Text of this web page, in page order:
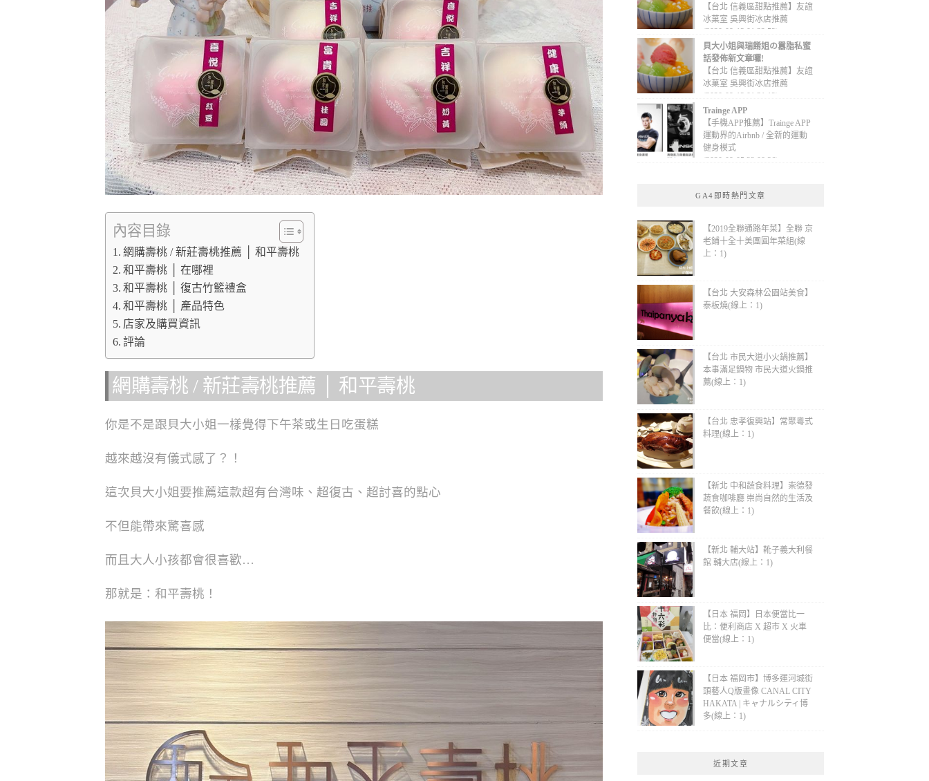
內容目錄
網購壽桃 / 新莊壽桃推薦 │ 和平壽桃
和平壽桃 │ 在哪裡
和平壽桃 │ 復古竹籃禮盒
和平壽桃 │ 產品特色
店家及購買資訊
評論
網購壽桃 / 新莊壽桃推薦 │ 和平壽桃
你是不是跟貝大小姐一樣覺得下午茶或生日吃蛋糕
越來越沒有儀式感了？！
這次貝大小姐要推薦這款超有台灣味、超復古、超討喜的點心
不但能帶來驚喜感
而且大人小孩都會很喜歡…
那就是：和平壽桃！
【台北 信義區甜點推薦】友誼
冰菓室 吳興街冰店推薦
(2020-09-13 01:32:52)
貝大小姐與瑞餚姐の囂脂私蜜
話發佈新文章囉!
【台北 信義區甜點推薦】友誼
冰菓室 吳興街冰店推薦
(2020-09-13 01:31:12)
Trainge APP
【手機APP推薦】Trainge APP
運動界的Airbnb / 全新的運動
健身模式
(2020-09-05 22:08:36)
GA4即時熱門文章
【2019全聯通路年菜】全聯 京
老鋪十全十美團圓年菜組(線
上：1)
【台北 大安森林公園站美食】
泰板燒(線上：1)
【台北 市民大道小火鍋推薦】
本事滿足鍋物 市民大道火鍋推
薦(線上：1)
【台北 忠孝復興站】常聚粵式
料理(線上：1)
【新北 中和蔬食料理】崇德發
蔬食咖啡廳 崇尚自然的生活及
餐飲(線上：1)
【新北 輔大站】靴子義大利餐
館 輔大店(線上：1)
【日本 福岡】日本便當比一
比：便利商店 X 超市 X 火車
便當(線上：1)
【日本 福岡市】博多運河城街
頭藝人Q版畫像 CANAL CITY
HAKATA | キャナルシティ博
多(線上：1)
近期文章